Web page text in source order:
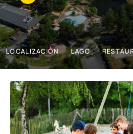
LOCALIZACIÓN LAGO